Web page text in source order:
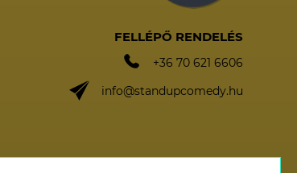
FELLÉPŐ RENDELÉS
+36 70 621 6606
info@standupcomedy.hu